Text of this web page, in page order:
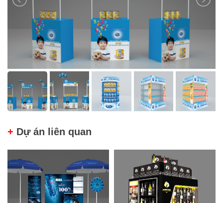
+ Dự án liên quan